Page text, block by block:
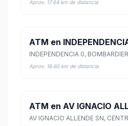
Aprox. 17.64 km de distancia
ATM en
Aprox. 18.60 km de distancia
ATM en AV IGNACIO
AV IGNACIO ALLENDE SN,